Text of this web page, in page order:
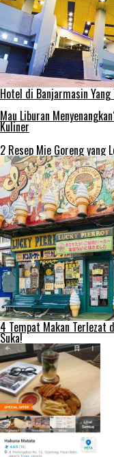
Hotel di Banjarmasin
Mau Liburan
Kuliner
2 Resep Mie Goreng yang
4 Tempat Makan Terlezat
Suka!